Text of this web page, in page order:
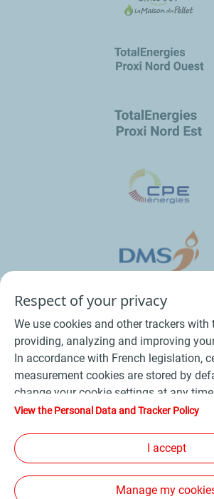
Conditions Générales de Vente Bois
Conditions
Cookies - Plan du site
Respect of your privacy
We use cookies and other trackers with
providing, analyzing and improving
In accordance with French legislation,
measurement cookies are stored by
change your cookie settings at any
"Manage my cookies" button. By
device. If you click on "Decline", only the
required for the site to function
more information, refer to the
Policy" page.
View the Personal Data and Tracker Policy
I accept
Manage my